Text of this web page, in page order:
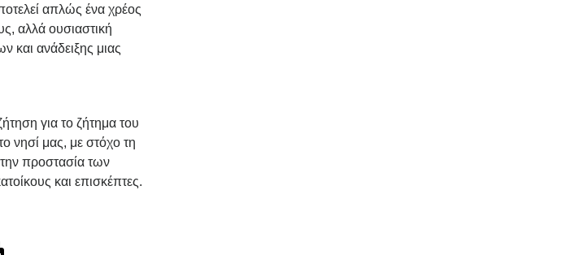
απλώς ένα χρέος
αλλά ουσιαστική
και ανάδειξης μιας
για το ζήτημα του
νησί μας, με στόχο τη
προστασία των
και επισκέπτες.